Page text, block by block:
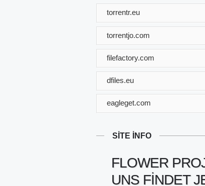
torrentr.eu
torrentjo.com
filefactory.com
dfiles.eu
eagleget.com
SITE INFO
FLOWER
UNS FINDET